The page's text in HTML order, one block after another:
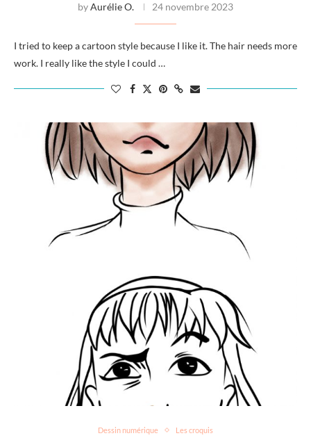
byAurélie O. 24 novembre 2023
I tried to keep a cartoon style because I like it. The hair needs more
work. I really like the style I could …
Dessin numérique Les croquis